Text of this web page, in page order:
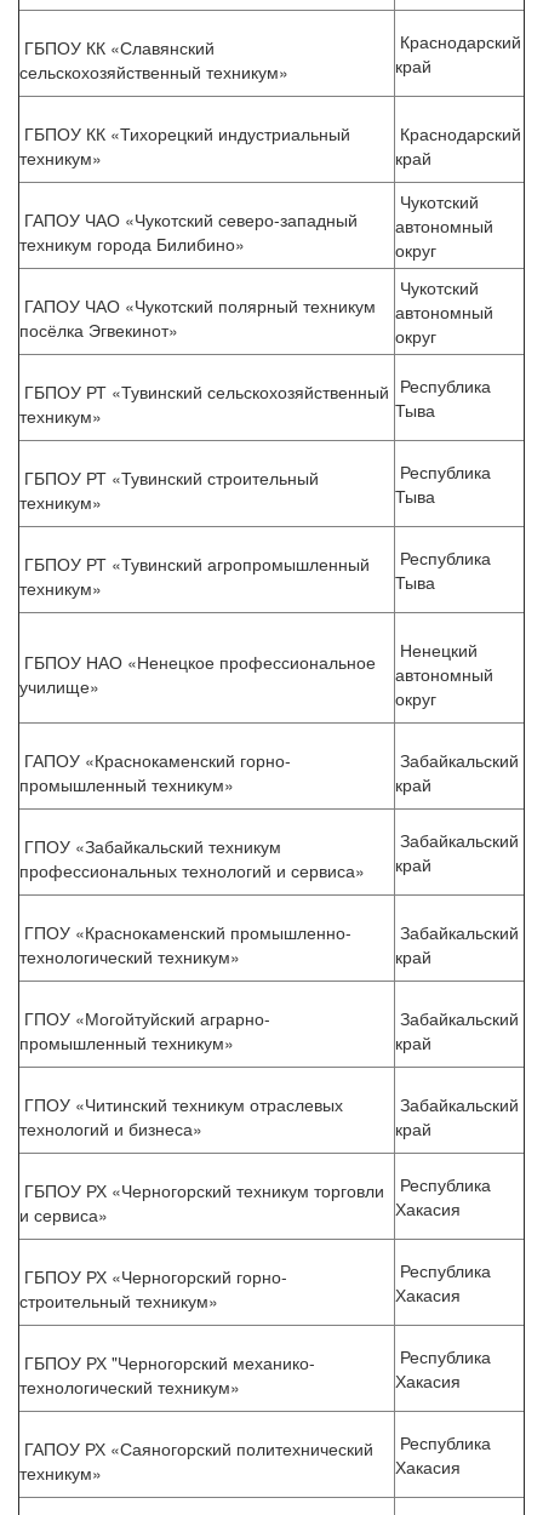
ГБПОУ КК «Славянский
сельскохозяйственный техникум»
Краснодарский
край
ГБПОУ КК «Тихорецкий индустриальный
техникум»
Краснодарский
край
ГАПОУ ЧАО «Чукотский северо-западный
техникум города Билибино»
Чукотский
автономный
округ
ГАПОУ ЧАО «Чукотский полярный техникум
посёлка Эгвекинот»
Чукотский
автономный
округ
ГБПОУ РТ «Тувинский сельскохозяйственный
техникум»
Республика
Тыва
ГБПОУ РТ «Тувинский строительный
техникум»
Республика
Тыва
ГБПОУ РТ «Тувинский агропромышленный
техникум»
Республика
Тыва
ГБПОУ НАО «Ненецкое профессиональное
училище»
Ненецкий
автономный
округ
ГАПОУ «Краснокаменский горно-
промышленный техникум»
Забайкальский
край
ГПОУ «Забайкальский техникум
профессиональных технологий и сервиса»
Забайкальский
край
ГПОУ «Краснокаменский промышленно-
технологический техникум»
Забайкальский
край
ГПОУ «Могойтуйский аграрно-
промышленный техникум»
Забайкальский
край
ГПОУ «Читинский техникум отраслевых
технологий и бизнеса»
Забайкальский
край
ГБПОУ РХ «Черногорский техникум торговли
и сервиса»
Республика
Хакасия
ГБПОУ РХ «Черногорский горно-
строительный техникум»
Республика
Хакасия
ГБПОУ РХ "Черногорский механико-
технологический техникум»
Республика
Хакасия
ГАПОУ РХ «Саяногорский политехнический
техникум»
Республика
Хакасия